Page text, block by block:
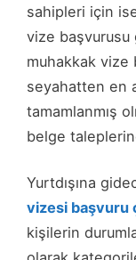
sahipleri için
vize başvurusu
muhakkak vize
seyahatten en
tamamlanmış
belge
Yurtdışına
vizesi başvuru
kişilerin